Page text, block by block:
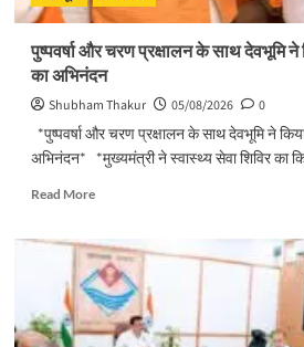
का
–
शिलान्यास
पुष्पवर्षा और चरण प्रक्षालन के साथ देवभूमि
का अभिनंदन
Shubham Thakur 05/08/2026
0
*पुष्पवर्षा और चरण प्रक्षालन के साथ देवभूमि ने
अभिनंदन* *मुख्यमंत्री ने स्वास्थ्य सेवा शिविर का
Read MoreRead
पुष्पवर्षा
और
चरण
प्रक्षालन
के